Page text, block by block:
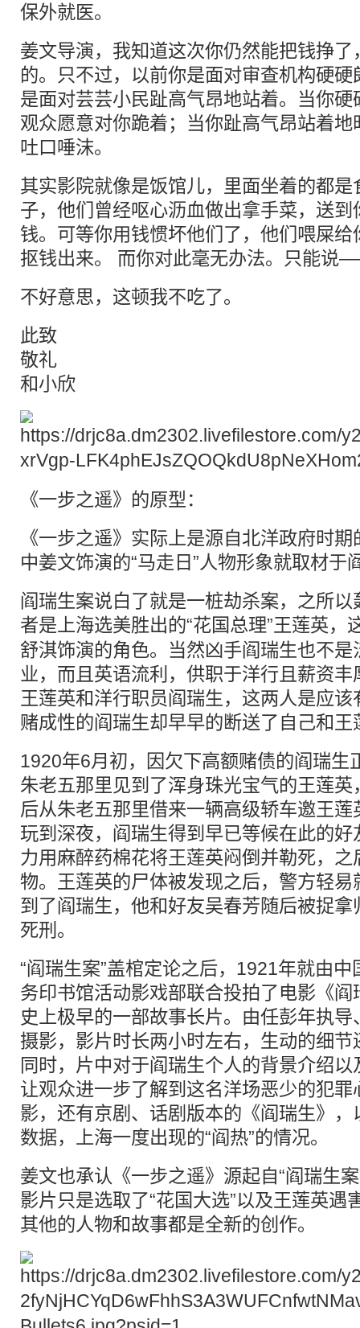
保外就医。
姜文导演，我知道这次你仍然能把钱挣
的。只不过，以前你是面对审查机构硬
是面对芸芸小民趾高气昂地站着。当你
观众愿意对你跪着；当你趾高气昂站着
吐口唾沫。
其实影院就像是饭馆儿，里面坐着的都
子，他们曾经呕心沥血做出拿手菜，送
钱。可等你用钱惯坏他们了，他们喂屎
抠钱出来。 而你对此毫无办法。只能说
不好意思，这顿我不吃了。
此致
敬礼
和小欣
《一步之遥》的原型：
《一步之遥》实际上是源自北洋政府时期
中姜文饰演的“马走日”人物形象就取材于
阎瑞生案说白了就是一桩劫杀案，之所
者是上海选美胜出的“花国总理”王莲英，
舒淇饰演的角色。当然凶手阎瑞生也不
业，而且英语流利，供职于洋行且薪资
王莲英和洋行职员阎瑞生，这两人是应
赌成性的阎瑞生却早早的断送了自己和王
1920年6月初，因欠下高额赌债的阎瑞生
朱老五那里见到了浑身珠光宝气的王莲
后从朱老五那里借来一辆高级轿车邀王
玩到深夜，阎瑞生得到早已等候在此的
力用麻醉药棉花将王莲英闷倒并勒死，
物。王莲英的尸体被发现之后，警方轻
到了阎瑞生，他和好友吴春芳随后被捉
死刑。
“阎瑞生案”盖棺定论之后，1921年就由
务印书馆活动影戏部联合投拍了电影《
史上极早的一部故事长片。由任彭年执
摄影，影片时长两小时左右，生动的细
同时，片中对于阎瑞生个人的背景介绍
让观众进一步了解到这名洋场恶少的犯
影，还有京剧、话剧版本的《阎瑞生》
数据，上海一度出现的“阎热”的情况。
姜文也承认《一步之遥》源起自“阎瑞生
影片只是选取了“花国大选”以及王莲英遇
其他的人物和故事都是全新的创作。